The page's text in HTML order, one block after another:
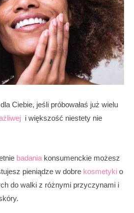
Ciebie, jeśli próbowałaś już wielu
i większość niestety nie
badania konsumenckie możesz
pieniądze w dobre kosmetyki o
do walki z różnymi przyczynami i